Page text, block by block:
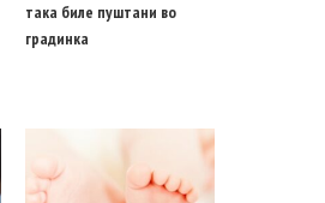
така биле пуштани во
градинка